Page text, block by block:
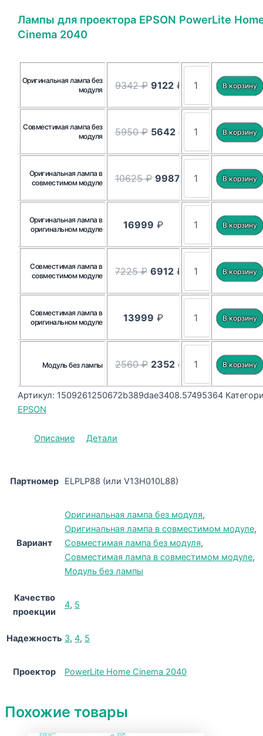
Лампы для проектора EPSON PowerLite
Cinema 2040
Оригинальная лампа без
модуля
9342 ₽ 9122₽
Совместимая лампа без
модуля
5950 ₽ 5642₽
Оригинальная лампа в
совместимом модуле
10625 ₽ 9987 ₽
Оригинальная лампа в
оригинальном модуле
16999 ₽
Совместимая лампа в
совместимом модуле
7225 ₽ 6912₽
Совместимая лампа в
оригинальном модуле
13999 ₽
Модуль без лампы 2560 ₽ 2352₽
Артикул: 1509261250672b389dae3408.57495364
EPSON
Описание Детали
Партномер ELPLP88 (или V13H010L88)
Вариант
Оригинальная лампа без модуля,
Оригинальная лампа в совместимом модуле,
Совместимая лампа без модуля,
Совместимая лампа в совместимом модуле,
Модуль без лампы
Качество
проекции
4, 5
Надежность 3, 4, 5
Проектор PowerLite Home Cinema 2040
Похожие товары